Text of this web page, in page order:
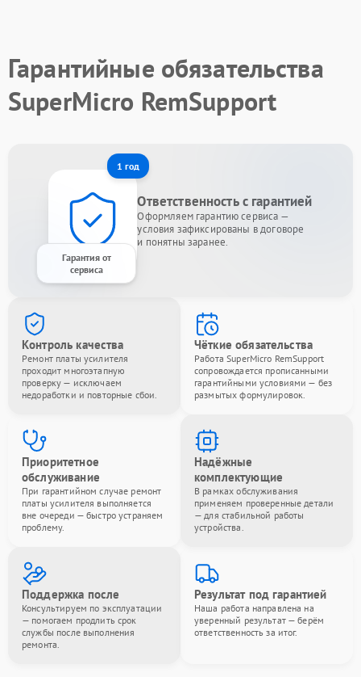
Гарантийные обязательства
SuperMicro RemSupport
1 год
Гарантия от
сервиса
Ответственность с гарантией
Оформляем гарантию сервиса —
условия зафиксированы в договоре
и понятны заранее.
Контроль качества
Ремонт платы усилителя
проходит многоэтапную
проверку — исключаем
недоработки и повторные сбои.
Чёткие обязательства
Работа SuperMicro RemSupport
сопровождается прописанными
гарантийными условиями — без
размытых формулировок.
Приоритетное
обслуживание
При гарантийном случае ремонт
платы усилителя выполняется
вне очереди — быстро устраняем
проблему.
Надёжные
комплектующие
В рамках обслуживания
применяем проверенные детали
— для стабильной работы
устройства.
Поддержка после
Консультируем по эксплуатации
— помогаем продлить срок
службы после выполнения
ремонта.
Результат под гарантией
Наша работа направлена на
уверенный результат — берём
ответственность за итог.